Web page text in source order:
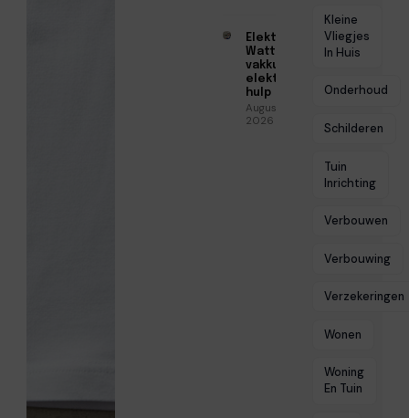
Elektricien
Watt voor
vakkundige
elektrische
hulp
Augustus 5,
2026
Kleine
Vliegjes
In Huis
Onderhoud
Schilderen
Tuin
Inrichting
Verbouwen
Verbouwing
Verzekeringen
Wonen
Woning
En Tuin